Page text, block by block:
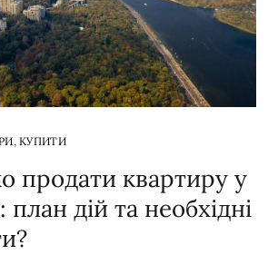
, КУПИТИ
продати квартиру у
план дій та необхідні